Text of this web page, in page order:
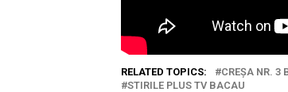
RELATED TOPICS: CREȘA NR. 3
STIRILE PLUS TV BACAU